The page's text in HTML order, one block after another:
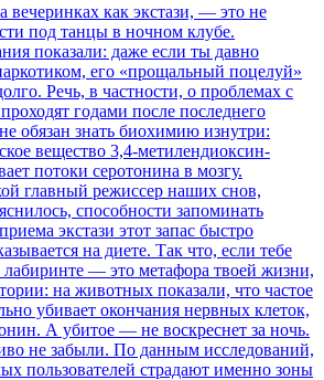
как экстази, — это не
под танцы в ночном клубе.
показали: даже если ты давно
его «прощальный поцелуй»
Речь, в частности, о проблемах с
годами после последнего
обязан знать биохимию изнутри:
вещество 3,4-метилендиоксин-
потоки серотонина в мозгу.
главный режиссер наших снов,
способности запоминать
экстази этот запас быстро
на диете. Так что, если тебе
лабиринте — это метафора твоей жизни,
на животных показали, что частое
убивает окончания нервных клеток,
А убитое — не воскреснет за ночь.
не забыли. По данным исследований,
пользователей страдают именно зоны